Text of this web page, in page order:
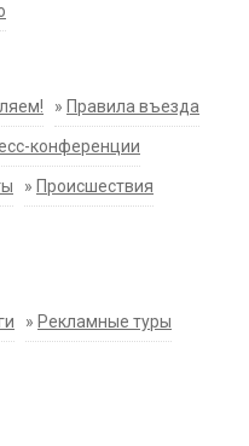
» Правила въезда
конференции
» Происшествия
» Рекламные туры